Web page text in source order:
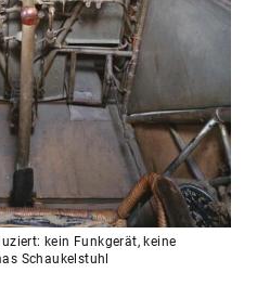
kein Funkgerät, keine
Schaukelstuhl